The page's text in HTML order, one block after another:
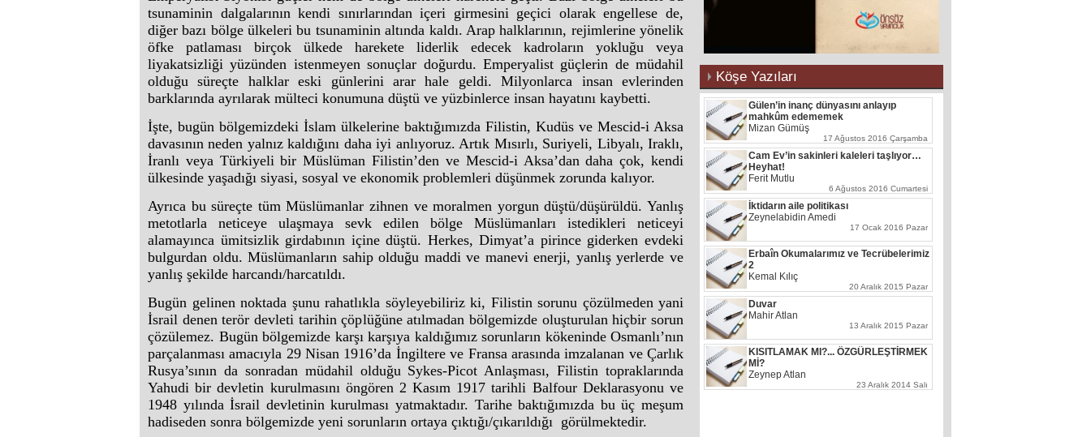
tsunaminin dalgalarının kendi sınırlarından içeri girmesini geçici olarak engellese de,
diğer bazı bölge ülkeleri bu tsunaminin altında kaldı. Arap halklarının, rejimlerine yönelik
öfke patlaması birçok ülkede harekete liderlik edecek kadroların yokluğu veya
liyakatsizliği yüzünden istenmeyen sonuçlar doğurdu. Emperyalist güçlerin de müdahil
olduğu süreçte halklar eski günlerini arar hale geldi. Milyonlarca insan evlerinden
barklarında ayrılarak mülteci konumuna düştü ve yüzbinlerce insan hayatını kaybetti.
İşte, bugün bölgemizdeki İslam ülkelerine baktığımızda Filistin, Kudüs ve Mescid-i Aksa
davasının neden yalnız kaldığını daha iyi anlıyoruz. Artık Mısırlı, Suriyeli, Libyalı, Iraklı,
İranlı veya Türkiyeli bir Müslüman Filistin’den ve Mescid-i Aksa’dan daha çok, kendi
ülkesinde yaşadığı siyasi, sosyal ve ekonomik problemleri düşünmek zorunda kalıyor.
Ayrıca bu süreçte tüm Müslümanlar zihnen ve moralmen yorgun düştü/düşürüldü. Yanlış
metotlarla neticeye ulaşmaya sevk edilen bölge Müslümanları istedikleri neticeyi
alamayınca ümitsizlik girdabının içine düştü. Herkes, Dimyat’a pirince giderken evdeki
bulgurdan oldu. Müslümanların sahip olduğu maddi ve manevi enerji, yanlış yerlerde ve
yanlış şekilde harcandı/harcatıldı.
Bugün gelinen noktada şunu rahatlıkla söyleyebiliriz ki, Filistin sorunu çözülmeden yani
İsrail denen terör devleti tarihin çöplüğüne atılmadan bölgemizde oluşturulan hiçbir sorun
çözülemez. Bugün bölgemizde karşı karşıya kaldığımız sorunların kökeninde Osmanlı’nın
parçalanması amacıyla 29 Nisan 1916’da İngiltere ve Fransa arasında imzalanan ve Çarlık
Rusya’sının da sonradan müdahil olduğu Sykes-Picot Anlaşması, Filistin topraklarında
Yahudi bir devletin kurulmasını öngören 2 Kasım 1917 tarihli Balfour Deklarasyonu ve
1948 yılında İsrail devletinin kurulması yatmaktadır. Tarihe baktığımızda bu üç meşum
hadiseden sonra bölgemizde yeni sorunların ortaya çıktığı/çıkarıldığı görülmektedir.
Köşe Yazıları
Beyrut: Şehit Seyyid Hasan Nasrallah'a
açılan kapı
Gürkan Biçen
2 Mart 2025 Pazar
İşgüzarın Kurnazlığı : ‘Bu işin tabiatında
var’
Hüseyin Zilan
16 Ekim 2022 Pazar
Cumhurbaşkanı Erdoğan yeni rejimin
kurucusu değil emanetçisidir..!!!
12 Mayıs 2022 Perşembe
Kasım Süleymani Mektebi
Muhammed Bakır
İran ve Hizbullah Suriye'ye neden arka
çıktı?
22 Ağustos 2019 Perşembe
Yüzyılın Anlaşması'nı yırtıp atmak için
Kudüs Günü'nde meydanları dold...
Kemal Kemahlı
15 Mayıs 2019 Çarşamba